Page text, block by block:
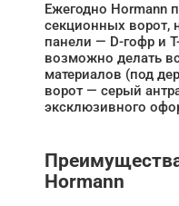
Ежегодно Hormann
секционных ворот,
панели — D-гофр и
возможно делать
материалов (под
ворот — серый
эксклюзивного
Hormann